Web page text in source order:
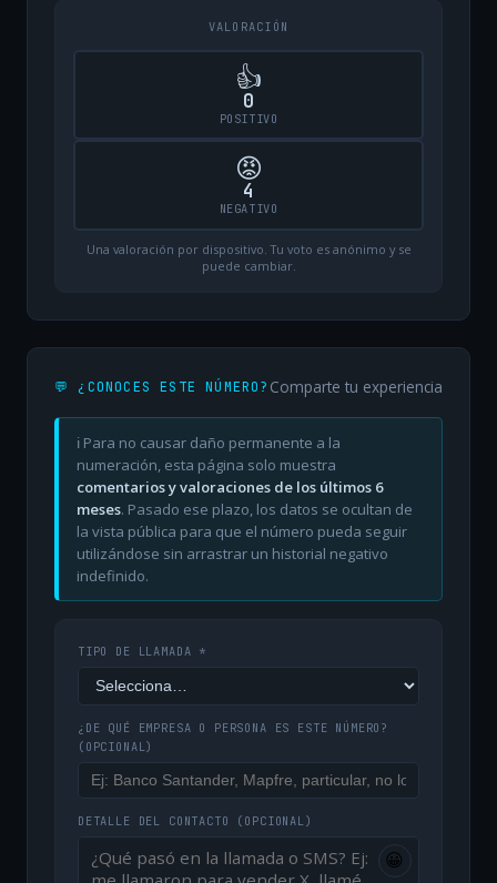
VALORACIÓN
👍
0
POSITIVO
😡
4
NEGATIVO
Una valoración por dispositivo. Tu voto es anónimo y se
puede cambiar.
💬 ¿CONOCES ESTE NÚMERO? Comparte tu experiencia
ℹ️ Para no causar daño permanente a la
numeración, esta página solo muestra
comentarios y valoraciones de los últimos 6
meses. Pasado ese plazo, los datos se ocultan de
la vista pública para que el número pueda seguir
utilizándose sin arrastrar un historial negativo
indefinido.
TIPO DE LLAMADA *
¿DE QUÉ EMPRESA O PERSONA ES ESTE NÚMERO?
(OPCIONAL)
DETALLE DEL CONTACTO (OPCIONAL)
😀